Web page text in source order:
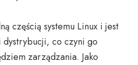
częścią systemu Linux i jest
dystrybucji, co czyni go
zarządzania. Jako